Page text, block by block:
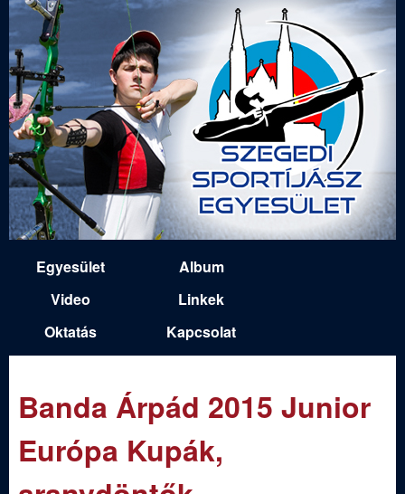
Ugrás
a
tartalomra
e
g
e
d
i
m
e
n
Egyesület
Album
Video
Linkek
Oktatás
Kapcsolat
Banda Árpád 2015 Junior
Európa Kupák,